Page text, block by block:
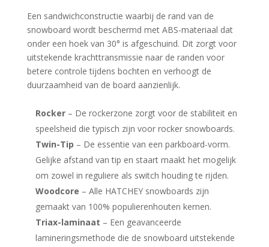
Een sandwichconstructie waarbij de rand van de
snowboard wordt beschermd met ABS-materiaal dat
onder een hoek van 30° is afgeschuind. Dit zorgt voor
uitstekende krachttransmissie naar de randen voor
betere controle tijdens bochten en verhoogt de
duurzaamheid van de board aanzienlijk.
Rocker– De rockerzone zorgt voor de stabiliteit en
speelsheid die typisch zijn voor rocker snowboards.
Twin-Tip – De essentie van een parkboard-vorm.
Gelijke afstand van tip en staart maakt het mogelijk
om zowel in reguliere als switch houding te rijden.
Woodcore – Alle HATCHEY snowboards zijn
gemaakt van 100% populierenhouten kernen.
Triax-laminaat – Een geavanceerde
lamineringsmethode die de snowboard uitstekende